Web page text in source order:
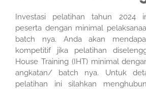
Investasi pelatihan tahun 2024
peserta dengan minimal
batch nya. Anda akan
kompetitif jika pelatihan
House Training (IHT) minimal
angkatan/ batch nya. Untuk
pelatihan ini silahkan